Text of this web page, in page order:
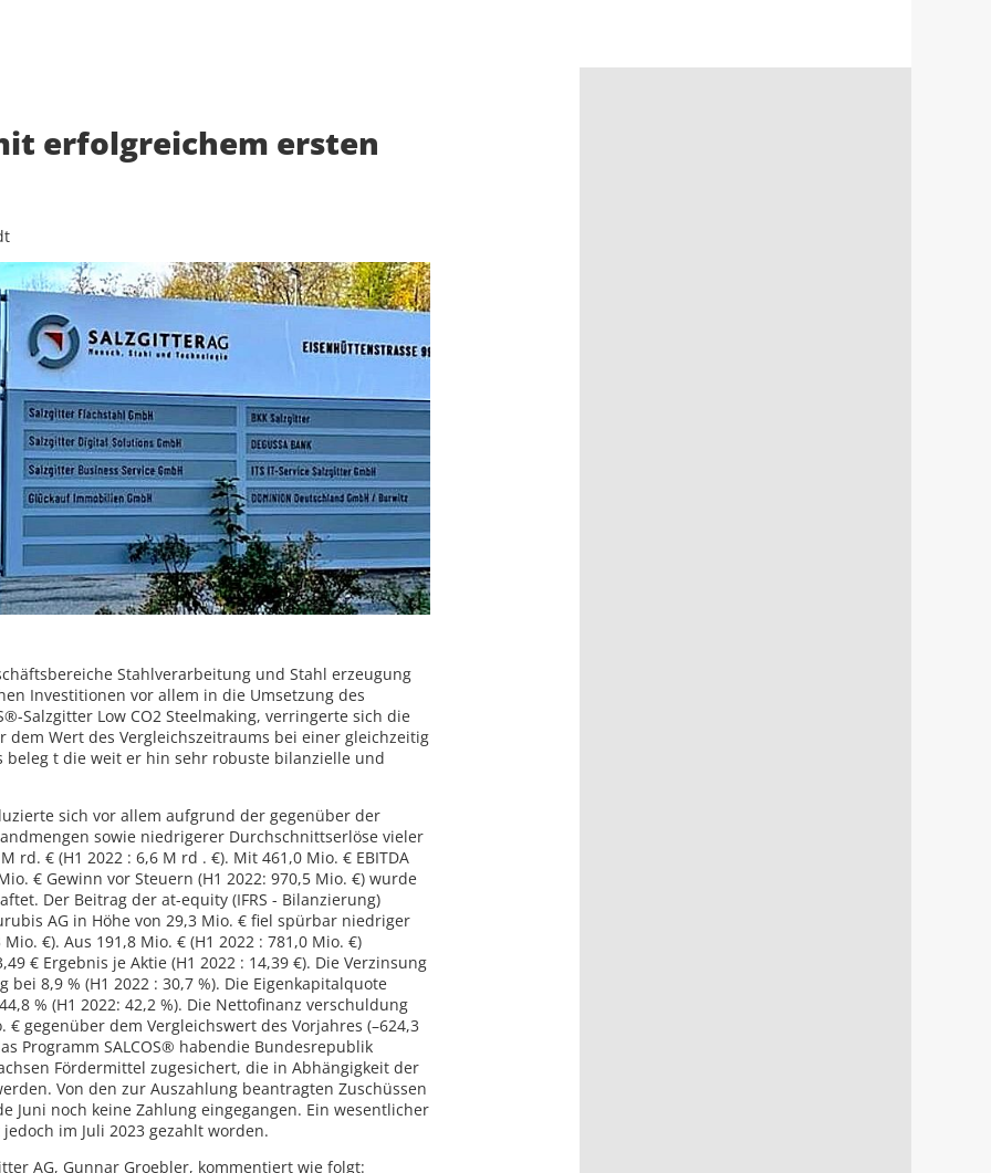
mit erfolgreichem ersten
Stahlverarbeitung und Stahl erzeugung
Investitionen vor allem in die Umsetzung des
Salzgitter Low CO2 Steelmaking, verringerte sich die
dem Wert des Vergleichszeitraums bei einer gleichzeitig
beleg t die weit er hin sehr robuste bilanzielle und
sich vor allem aufgrund der gegenüber der
sowie niedrigerer Durchschnittserlöse vieler
rd. € (H1 2022 : 6,6 M rd . €). Mit 461,0 Mio. € EBITDA
€ Gewinn vor Steuern (H1 2022: 970,5 Mio. €) wurde
Der Beitrag der at-equity (IFRS - Bilanzierung)
AG in Höhe von 29,3 Mio. € fiel spürbar niedriger
Mio. €). Aus 191,8 Mio. € (H1 2022 : 781,0 Mio. €)
€ Ergebnis je Aktie (H1 2022 : 14,39 €). Die Verzinsung
bei 8,9 % (H1 2022 : 30,7 %). Die Eigenkapitalquote
% (H1 2022: 42,2 %). Die Nettofinanz verschuldung
€ gegenüber dem Vergleichswert des Vorjahres (–624,3
Programm SALCOS® habendie Bundesrepublik
Fördermittel zugesichert, die in Abhängigkeit der
Von den zur Auszahlung beantragten Zuschüssen
Juni noch keine Zahlung eingegangen. Ein wesentlicher
im Juli 2023 gezahlt worden.
AG, Gunnar Groebler, kommentiert wie folgt: